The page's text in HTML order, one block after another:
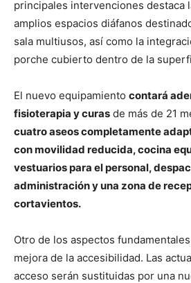
principales intervenciones destaca
amplios espacios diáfanos
sala multiusos, así como la
porche cubierto dentro de la
El nuevo equipamiento contará
fisioterapia y curas de más de 21
cuatro aseos completamente
con movilidad reducida, cocina
vestuarios para el personal,
administración y una zona de
cortavientos.
Otro de los aspectos
mejora de la accesibilidad. Las
acceso serán sustituidas por una